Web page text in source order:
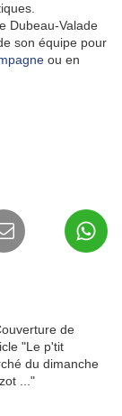
Dubeau-Valade
son équipe pour
ou en